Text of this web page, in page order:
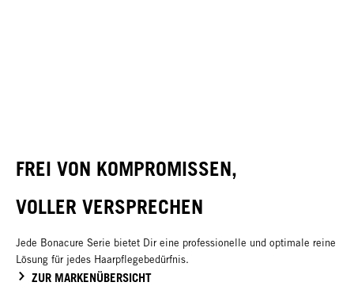
FREI VON KOMPROMISSEN,
VOLLER VERSPRECHEN
Jede Bonacure Serie bietet Dir eine professionelle und optimale reine
Lösung für jedes Haarpflegebedürfnis.
ZUR MARKENÜBERSICHT